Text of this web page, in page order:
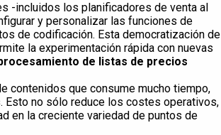
-incluidos los planificadores de venta al
y personalizar las funciones de
de codificación. Esta democratización de
la experimentación rápida con nuevas
de listas de precios
contenidos que consume mucho tiempo,
no sólo reduce los costes operativos,
en la creciente variedad de puntos de